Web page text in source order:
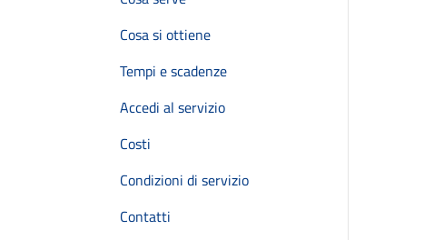
Cosa si ottiene
Tempi e scadenze
Accedi al servizio
Costi
Condizioni di servizio
Contatti